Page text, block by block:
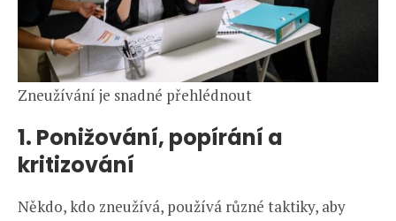
Zneužívání je snadné přehlédnout
1. Ponižování, popírání a
kritizování
Někdo, kdo zneužívá, používá různé taktiky, aby